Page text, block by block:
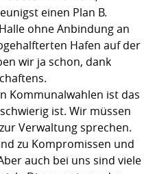
einen Plan B.
ohne Anbindung an
Hafen auf der
wir ja schon, dank
Kommunalwahlen ist das
ist. Wir müssen
Verwaltung sprechen.
zu Kompromissen und
auch bei uns sind viele